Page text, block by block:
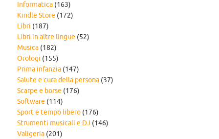
Informatica (163)
Kindle Store (172)
Libri (187)
Libri in altre lingue (52)
Musica (182)
Orologi (155)
Prima infanzia (147)
Salute e cura della persona (37)
Scarpe e borse (176)
Software (114)
Sport e tempo libero (176)
Strumenti musicali e DJ (146)
Valigeria (201)